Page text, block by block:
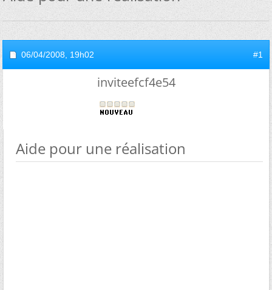
06/04/2008, 19h02 #1
inviteefcf4e54
Aide pour une réalisation